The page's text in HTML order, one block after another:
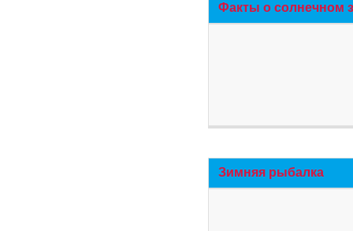
Факты о солнечном
Зимняя рыбалка